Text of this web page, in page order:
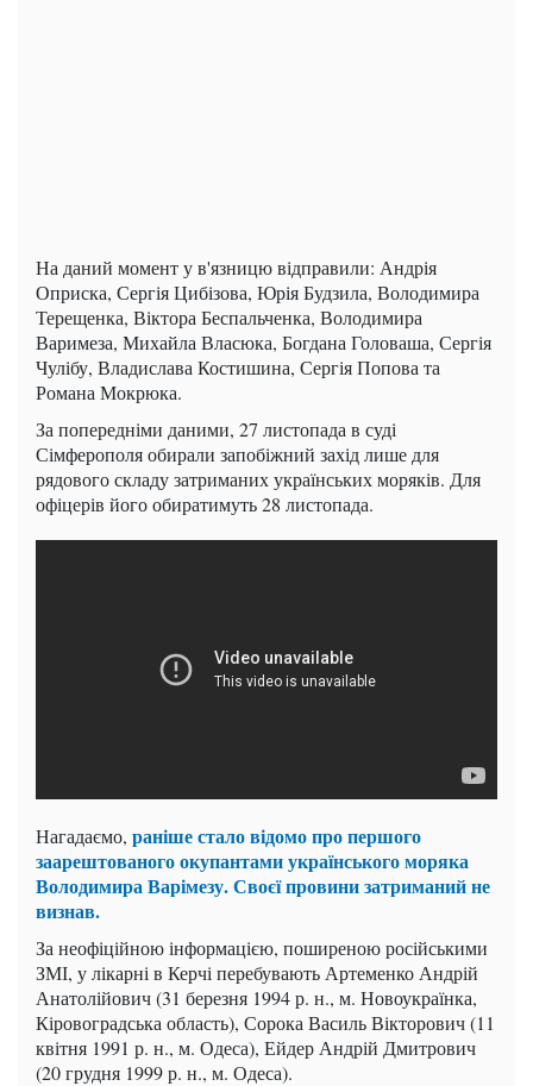
На даний момент у в'язницю відправили: Андрія
Оприска, Сергія Цибізова, Юрія Будзила, Володимира
Терещенка, Віктора Беспальченка, Володимира
Варимеза, Михайла Власюка, Богдана Головаша, Сергія
Чулібу, Владислава Костишина, Сергія Попова та
Романа Мокрюка.
За попередніми даними, 27 листопада в суді
Сімферополя обирали запобіжний захід лише для
рядового складу затриманих українських моряків. Для
офіцерів його обиратимуть 28 листопада.
Нагадаємо, раніше стало відомо про першого
заарештованого окупантами українського моряка
Володимира Варімезу. Своєї провини затриманий не
визнав.
За неофіційною інформацією, поширеною російськими
ЗМІ, у лікарні в Керчі перебувають Артеменко Андрій
Анатолійович (31 березня 1994 р. н., м. Новоукраїнка,
Кіровоградська область), Сорока Василь Вікторович (11
квітня 1991 р. н., м. Одеса), Ейдер Андрій Дмитрович
(20 грудня 1999 р. н., м. Одеса).